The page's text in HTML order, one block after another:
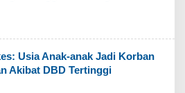
Usia Anak-anak Jadi Korban
Akibat DBD Tertinggi